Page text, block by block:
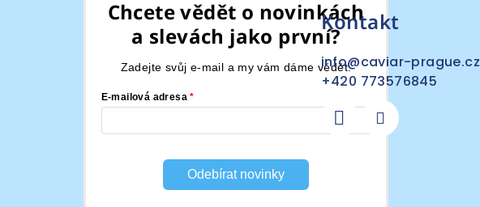
Chcete vědět o novinkách
a slevách jako první?
Zadejte svůj e-mail a my vám dáme vědět.
E-mailová adresa
Odebírat novinky
Kontakt
info@caviar-prague.cz
+420 773576845